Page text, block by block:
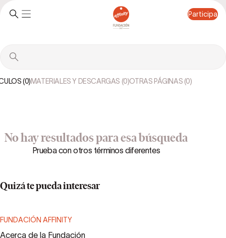
Participa
(0)MATERIALES Y DESCARGAS (0)OTRAS PÁGINAS (0)
No hay resultados para esa búsqueda
Prueba con otros términos diferentes
Quizá te pueda interesar
FUNDACIÓN AFFINITY
Acerca de la Fundación